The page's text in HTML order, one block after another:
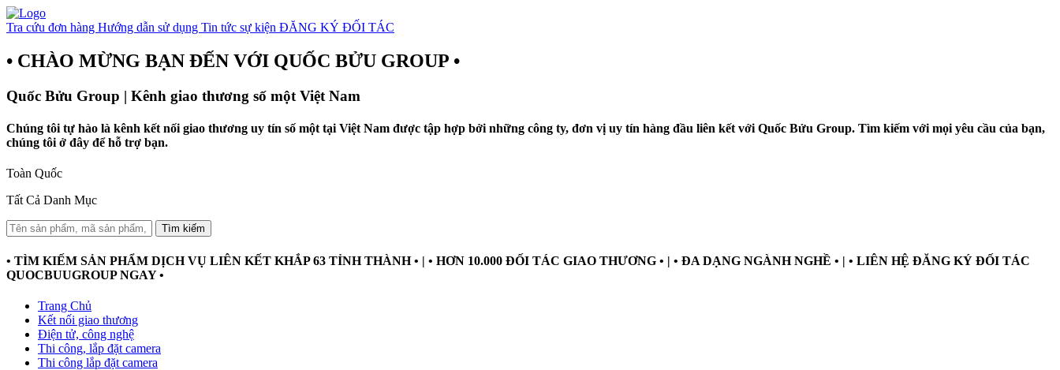
Tra cứu đơn hàng Hướng dẫn sử dụng Tin tức sự kiện ĐĂNG KÝ ĐỐI TÁC
• CHÀO MỪNG BẠN ĐẾN VỚI QUỐC BỬU GROUP •
Quốc Bửu Group | Kênh giao thương số một Việt Nam
Chúng tôi tự hào là kênh kết nối giao thương uy tín số một tại Việt Nam được tập hợp bởi những công ty, đơn vị uy tín hàng đầu liên kết với Quốc Bửu Group. Tìm kiếm với mọi yêu cầu của bạn,
chúng tôi ở đây để hỗ trợ bạn.
Toàn Quốc
Tất Cả Danh Mục
Tìm kiếm
• TÌM KIẾM SẢN PHẨM DỊCH VỤ LIÊN KẾT KHẮP 63 TỈNH THÀNH • | • HƠN 10.000 ĐỐI TÁC GIAO THƯƠNG • | • ĐA DẠNG NGÀNH NGHỀ • | • LIÊN HỆ ĐĂNG KÝ ĐỐI TÁC
QUOCBUUGROUP NGAY •
Trang Chủ
Kết nối giao thương
Điện tử, công nghệ
Thi công, lắp đặt camera
Thi công lắp đặt camera